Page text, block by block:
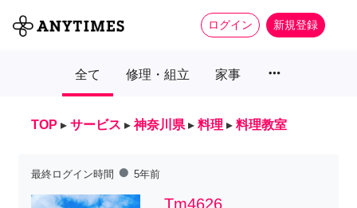
ログイン 新規登録
全て 修理・組立 家事 more_horiz
TOP ▸ サービス ▸ 神奈川県 ▸ 料理 ▸ 料理教室
最終ログイン時間 fiber_manual_record 5年前
Tm4626